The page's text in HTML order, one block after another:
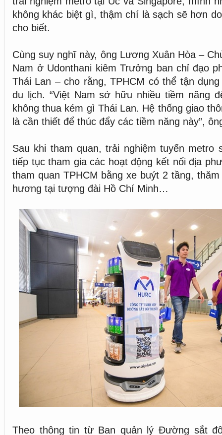
không khác biệt gì, thậm chí là sạch sẽ hơn
cho biết.
Cùng suy nghĩ này, ông Lương Xuân Hòa –
Nam ở Udonthani kiêm Trưởng ban chỉ đạo
Thái Lan – cho rằng, TPHCM có thể tận
du lịch. “Việt Nam sở hữu nhiều tiềm năng
không thua kém gì Thái Lan. Hệ thống giao
là cần thiết để thúc đẩy các tiềm năng này”,
Sau khi tham quan, trải nghiệm tuyến metro
tiếp tục tham gia các hoạt động kết nối địa
tham quan TPHCM bằng xe buýt 2 tầng,
hương tại tượng đài Hồ Chí Minh…
Theo thông tin từ Ban quản lý Đường sắt